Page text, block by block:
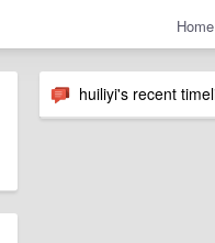
Home
huiliyi's recent